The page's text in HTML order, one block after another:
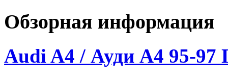
Обзорная информация
Audi A4 / Ауди А4 95-97